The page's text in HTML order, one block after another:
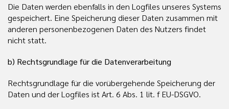
Die Daten werden ebenfalls in den Logfiles unseres Systems
gespeichert. Eine Speicherung dieser Daten zusammen mit
anderen personenbezogenen Daten des Nutzers findet
nicht statt.
b) Rechtsgrundlage für die Datenverarbeitung
Rechtsgrundlage für die vorübergehende Speicherung der
Daten und der Logfiles ist Art. 6 Abs. 1 lit. f EU-DSGVO.